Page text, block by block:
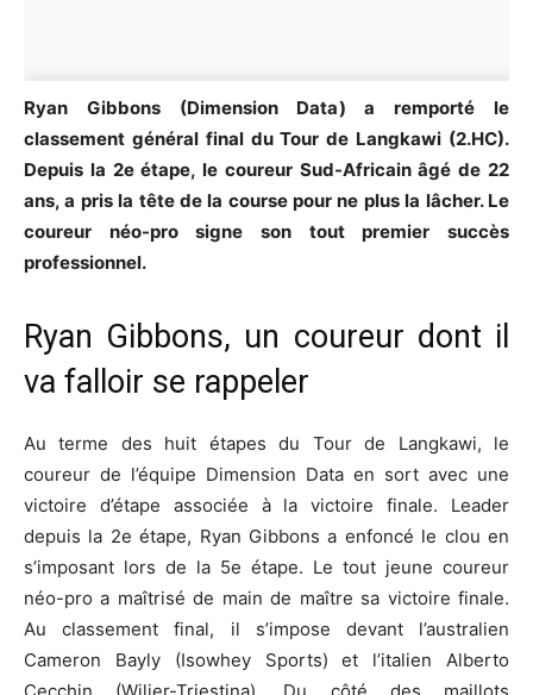
Ryan Gibbons (Dimension Data) a remporté le
classement général final du Tour de Langkawi (2.HC).
Depuis la 2e étape, le coureur Sud-Africain âgé de 22
ans, a pris la tête de la course pour ne plus la lâcher. Le
coureur néo-pro signe son tout premier succès
professionnel.
Ryan Gibbons, un coureur dont il
va falloir se rappeler
Au terme des huit étapes du Tour de Langkawi, le
coureur de l’équipe Dimension Data en sort avec une
victoire d’étape associée à la victoire finale. Leader
depuis la 2e étape, Ryan Gibbons a enfoncé le clou en
s’imposant lors de la 5e étape. Le tout jeune coureur
néo-pro a maîtrisé de main de maître sa victoire finale.
Au classement final, il s’impose devant l’australien
Cameron Bayly (Isowhey Sports) et l’italien Alberto
Cecchin (Wilier-Triestina). Du côté des maillots